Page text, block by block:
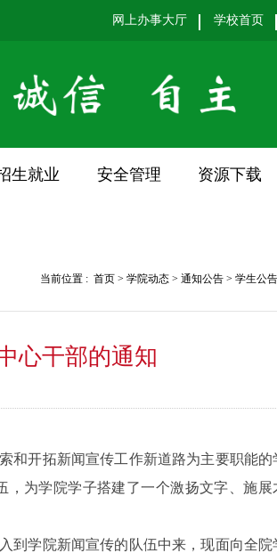
网上办事大厅 学校首页
生就业 安全管理 资源下载
当前位置 : 首页 >学院动态 >通知公告 >学生公
心干部的通知
和开拓新闻宣传工作新道路为主要职能的
，为学院学子搭建了一个激扬文字、施展
到学院新闻宣传的队伍中来，现面向全院